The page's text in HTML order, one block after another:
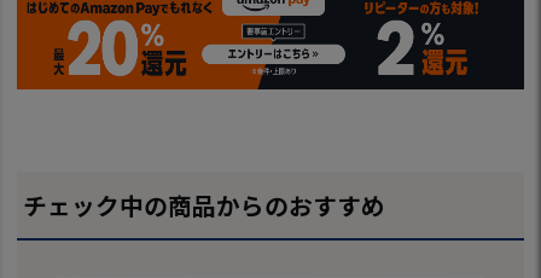
チェック中の商品からのおすすめ